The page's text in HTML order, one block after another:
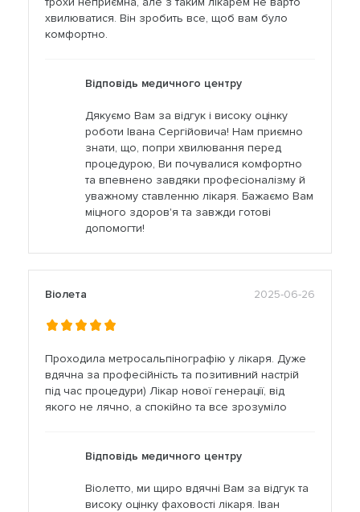
хвилюватися. Він зробить все, щоб вам було
комфортно.
Відповідь медичного центру
Дякуємо Вам за відгук і високу оцінку
роботи Івана Сергійовича! Нам приємно
знати, що, попри хвилювання перед
процедурою, Ви почувалися комфортно
та впевнено завдяки професіоналізму й
уважному ставленню лікаря. Бажаємо Вам
міцного здоров'я та завжди готові
допомогти!
Віолета 2025-06-26
Проходила метросальпінографію у лікаря. Дуже
вдячна за професійність та позитивний настрій
під час процедури) Лікар нової генерації, від
якого не лячно, а спокійно та все зрозуміло
Відповідь медичного центру
Віолетто, ми щиро вдячні Вам за відгук та
високу оцінку фаховості лікаря. Іван